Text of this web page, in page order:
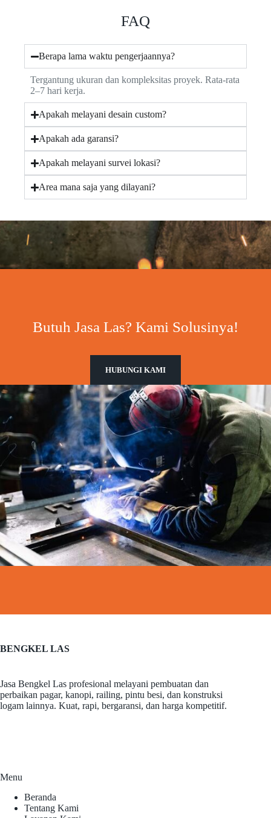
FAQ
Berapa lama waktu pengerjaannya?
Tergantung ukuran dan kompleksitas proyek. Rata-rata
2–7 hari kerja.
Apakah melayani desain custom?
Apakah ada garansi?
Apakah melayani survei lokasi?
Area mana saja yang dilayani?
Butuh Jasa Las? Kami Solusinya!
HUBUNGI KAMI
BENGKEL LAS
Jasa Bengkel Las profesional melayani pembuatan dan
perbaikan pagar, kanopi, railing, pintu besi, dan konstruksi
logam lainnya. Kuat, rapi, bergaransi, dan harga kompetitif.
Menu
Beranda
Tentang Kami